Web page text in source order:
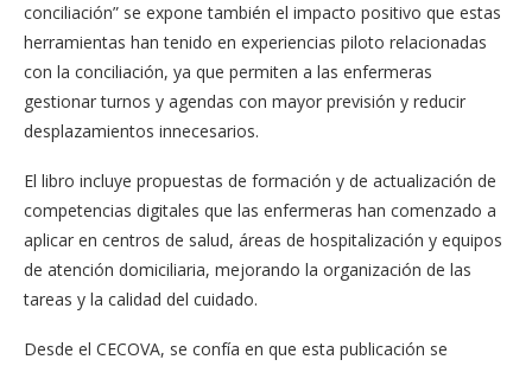
conciliación” se expone también el impacto positivo que estas
herramientas han tenido en experiencias piloto relacionadas
con la conciliación, ya que permiten a las enfermeras
gestionar turnos y agendas con mayor previsión y reducir
desplazamientos innecesarios.
El libro incluye propuestas de formación y de actualización de
competencias digitales que las enfermeras han comenzado a
aplicar en centros de salud, áreas de hospitalización y equipos
de atención domiciliaria, mejorando la organización de las
tareas y la calidad del cuidado.
Desde el CECOVA, se confía en que esta publicación se